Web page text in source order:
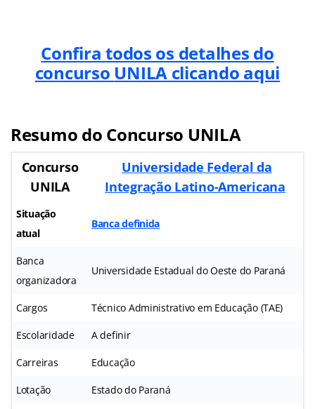
Confira todos os detalhes do
concurso UNILA clicando aqui
Resumo do Concurso UNILA
Concurso
UNILA
Universidade Federal da
Integração Latino-Americana
Situação
atual
Banca definida
Banca
organizadora
Universidade Estadual do Oeste do Paraná
Cargos Técnico Administrativo em Educação (TAE)
Escolaridade A definir
Carreiras Educação
Lotação Estado do Paraná